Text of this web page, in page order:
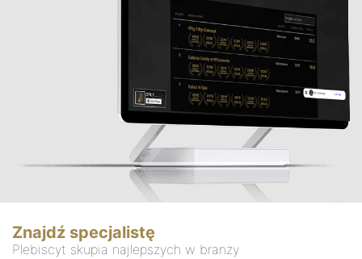
Znajdź specjalistę
Plebiscyt skupia najlepszych w branży